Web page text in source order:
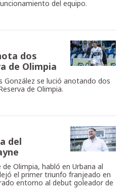
del equipo.
dos
de Olimpia
González se lució anotando dos
de Olimpia.
del
Olimpia, habló en Urbana al
el primer triunfo franjeado en
entorno al debut goleador de